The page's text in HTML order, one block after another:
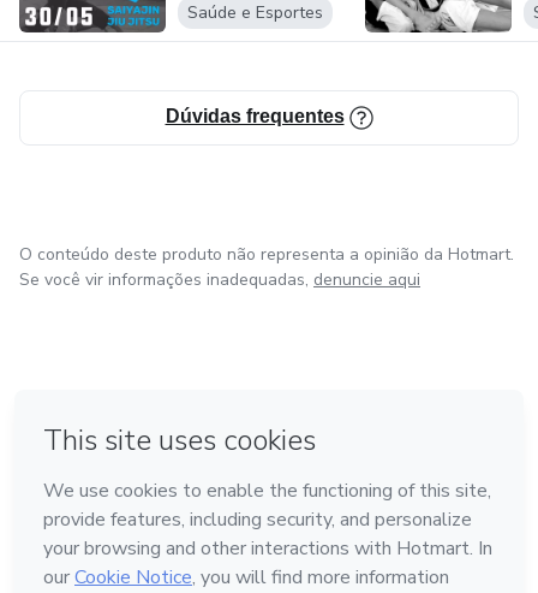
Saúde e Esportes
Dúvidas frequentes
O conteúdo deste produto não representa a opinião da Hotmart.
Se você vir informações inadequadas, denuncie aqui
Feito com ❤
em Belo Horizonte
na Cidade do México